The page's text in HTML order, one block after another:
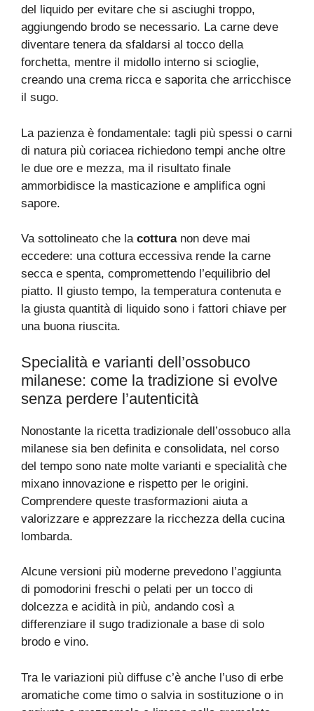
del liquido per evitare che si asciughi troppo,
aggiungendo brodo se necessario. La carne deve
diventare tenera da sfaldarsi al tocco della
forchetta, mentre il midollo interno si scioglie,
creando una crema ricca e saporita che arricchisce
il sugo.
La pazienza è fondamentale: tagli più spessi o carni
di natura più coriacea richiedono tempi anche oltre
le due ore e mezza, ma il risultato finale
ammorbidisce la masticazione e amplifica ogni
sapore.
Va sottolineato che la cotturanon deve mai
eccedere: una cottura eccessiva rende la carne
secca e spenta, compromettendo l’equilibrio del
piatto. Il giusto tempo, la temperatura contenuta e
la giusta quantità di liquido sono i fattori chiave per
una buona riuscita.
Specialità e varianti dell’ossobuco
milanese: come la tradizione si evolve
senza perdere l’autenticità
Nonostante la ricetta tradizionale dell’ossobuco alla
milanese sia ben definita e consolidata, nel corso
del tempo sono nate molte varianti e specialità che
mixano innovazione e rispetto per le origini.
Comprendere queste trasformazioni aiuta a
valorizzare e apprezzare la ricchezza della cucina
lombarda.
Alcune versioni più moderne prevedono l’aggiunta
di pomodorini freschi o pelati per un tocco di
dolcezza e acidità in più, andando così a
differenziare il sugo tradizionale a base di solo
brodo e vino.
Tra le variazioni più diffuse c’è anche l’uso di erbe
aromatiche come timo o salvia in sostituzione o in